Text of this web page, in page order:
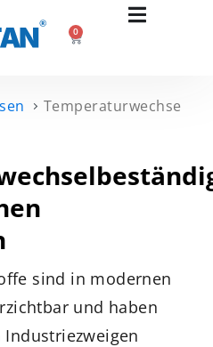
0
sind in modernen
und haben